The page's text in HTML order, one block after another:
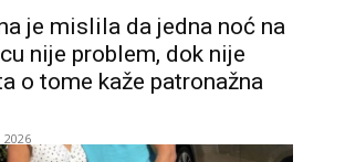
je mislila da jedna noć na
nije problem, dok nije
o tome kaže patronažna